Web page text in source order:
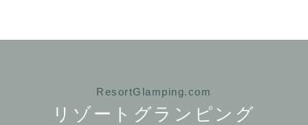
ResortGlamping.com
リゾートグランピング